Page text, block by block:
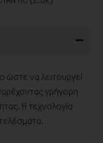
ώστε να λειτουργεί
γρήγορη
Η τεχνολογία